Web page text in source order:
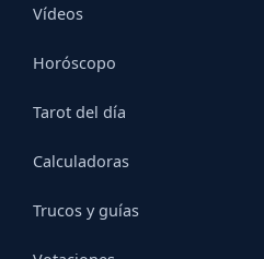
Vídeos
Horóscopo
Tarot del día
Calculadoras
Trucos y guías